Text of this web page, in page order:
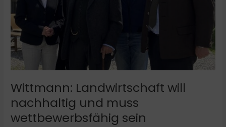
Wittmann: Landwirtschaft will
nachhaltig und muss
wettbewerbsfähig sein